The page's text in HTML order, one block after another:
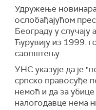
Удружење
ослобађајућом
Београду у случају
Ћурувију из 1999.
саопштењу.
УНС указује да је
српско правосуђе
немоћ и да за
налогодавце нема